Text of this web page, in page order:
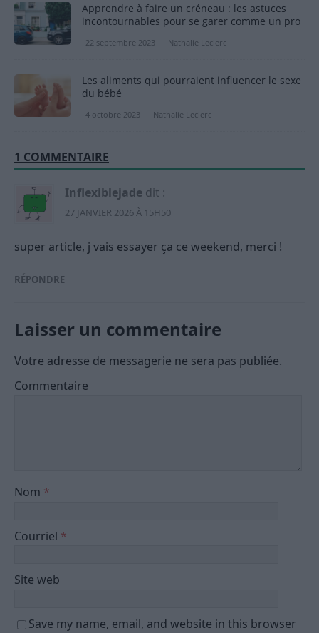
Apprendre à faire un créneau : les astuces
incontournables pour se garer comme un pro
22 septembre 2023 Nathalie Leclerc
Les aliments qui pourraient influencer le sexe
du bébé
4 octobre 2023 Nathalie Leclerc
1 COMMENTAIRE
Inflexiblejade dit :
27 JANVIER 2026 À 15H50
super article, j vais essayer ça ce weekend, merci !
RÉPONDRE
Laisser un commentaire
Votre adresse de messagerie ne sera pas publiée.
Commentaire
Nom *
Courriel *
Site web
Save my name, email, and website in this browser